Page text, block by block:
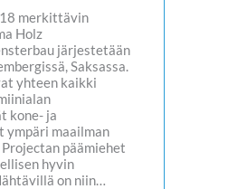
merkittävin
Holz
järjestetään
Saksassa.
yhteen kaikki
kone- ja
ympäri maailman
päämiehet
hyvin
on niin…